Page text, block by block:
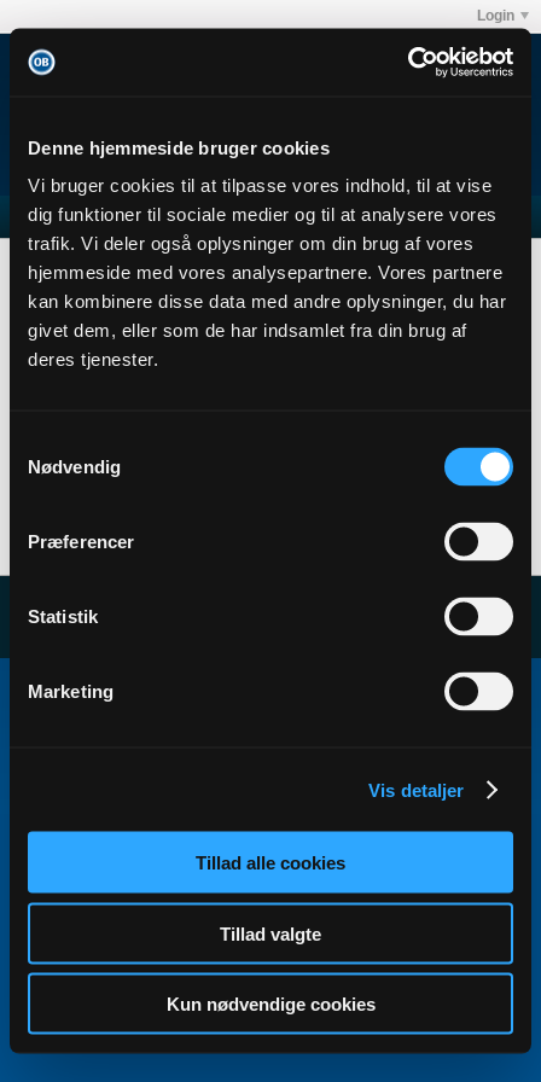
Denne hjemmeside bruger cookies
Vi bruger cookies til at tilpasse vores indhold, til at vise
dig funktioner til sociale medier og til at analysere vores
trafik. Vi deler også oplysninger om din brug af vores
hjemmeside med vores analysepartnere. Vores partnere
kan kombinere disse data med andre oplysninger, du har
givet dem, eller som de har indsamlet fra din brug af
deres tjenester.
Nødvendig
Præferencer
Statistik
Marketing
Vis detaljer
Tillad alle cookies
Tillad valgte
Kun nødvendige cookies
Login
Club OB's debatforum
OB-FCK Kamptråd 10.09.2022
Copyright ©2000 - 2026, Jelsoft Enterprises Ltd.
All times are GMT+1. This page was generated at 00:03.